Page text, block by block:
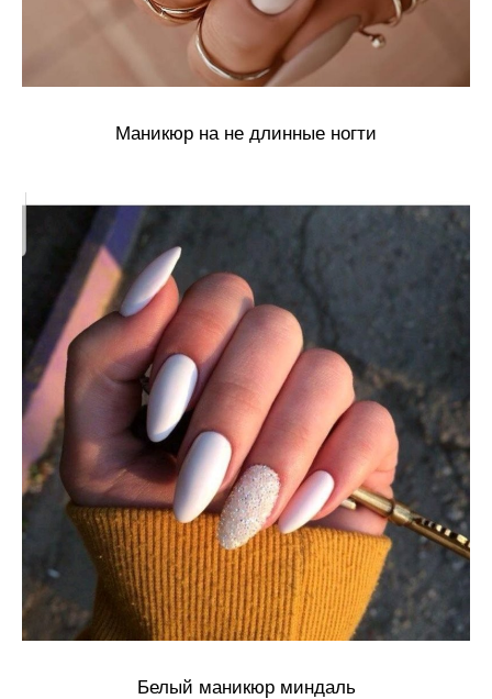
Маникюр на не длинные ногти
Белый маникюр миндаль